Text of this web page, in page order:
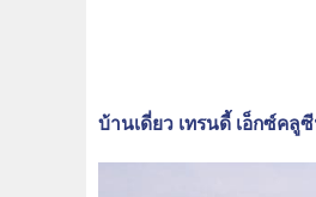
บ้านเดี่ยว เทรนดี้ เอ็กซ์คลู